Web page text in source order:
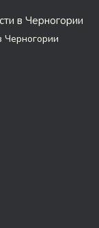
Черногории